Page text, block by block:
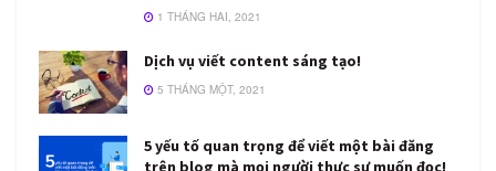
1 THÁNG HAI, 2021
Dịch vụ viết content sáng tạo!
5 THÁNG MỘT, 2021
5 yếu tố quan trọng để viết một bài đăng
trên blog mà mọi người thực sự muốn đọc!